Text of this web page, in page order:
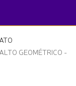
GEOMÉTRICO -